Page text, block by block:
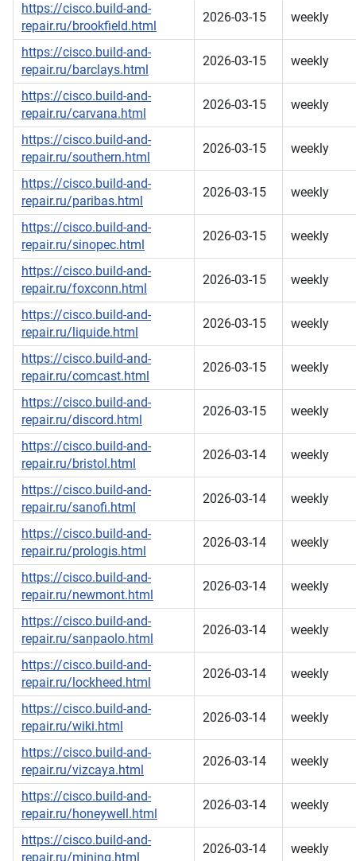
https://cisco.build-and-
repair.ru/brookfield.html
2026-03-15 weekly
https://cisco.build-and-
repair.ru/barclays.html
2026-03-15 weekly
https://cisco.build-and-
repair.ru/carvana.html
2026-03-15 weekly
https://cisco.build-and-
repair.ru/southern.html
2026-03-15 weekly
https://cisco.build-and-
repair.ru/paribas.html
2026-03-15 weekly
https://cisco.build-and-
repair.ru/sinopec.html
2026-03-15 weekly
https://cisco.build-and-
repair.ru/foxconn.html
2026-03-15 weekly
https://cisco.build-and-
repair.ru/liquide.html
2026-03-15 weekly
https://cisco.build-and-
repair.ru/comcast.html
2026-03-15 weekly
https://cisco.build-and-
repair.ru/discord.html
2026-03-15 weekly
https://cisco.build-and-
repair.ru/bristol.html
2026-03-14 weekly
https://cisco.build-and-
repair.ru/sanofi.html
2026-03-14 weekly
https://cisco.build-and-
repair.ru/prologis.html
2026-03-14 weekly
https://cisco.build-and-
repair.ru/newmont.html
2026-03-14 weekly
https://cisco.build-and-
repair.ru/sanpaolo.html
2026-03-14 weekly
https://cisco.build-and-
repair.ru/lockheed.html
2026-03-14 weekly
https://cisco.build-and-
repair.ru/wiki.html
2026-03-14 weekly
https://cisco.build-and-
repair.ru/vizcaya.html
2026-03-14 weekly
https://cisco.build-and-
repair.ru/honeywell.html
2026-03-14 weekly
https://cisco.build-and-
repair.ru/mining.html
2026-03-14 weekly